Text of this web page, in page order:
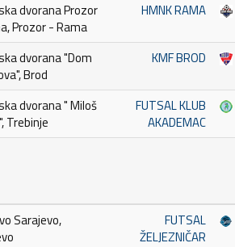
dvorana Prozor
Prozor - Rama
HMNK RAMA
dvorana "Dom
Brod
KMF BROD
dvorana " Miloš
Trebinje
FUTSAL KLUB
AKADEMAC
Sarajevo,
FUTSAL
ŽELJEZNIČAR